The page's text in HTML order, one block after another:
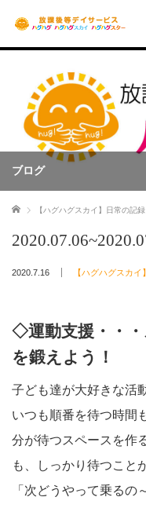
ブログ
ホーム 【ハグハグスカイ】日常の記録
2020.7.16 【ハグハグスカ
◇運動支援・・
を鍛えよう！
子ども達が大好きな活
いつも順番を待つ時間
分が待つスペースを作
も、しっかり待つこと
「次どうやって乗るの